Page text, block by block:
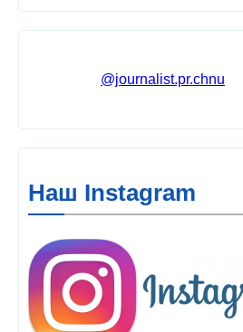
@journalist.pr.chnu
Наш Instagram